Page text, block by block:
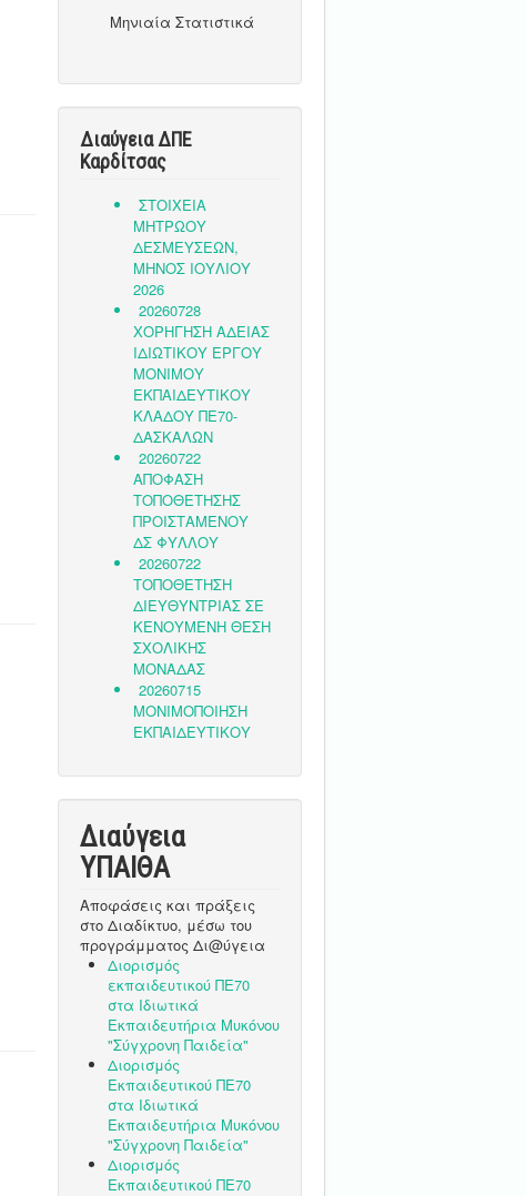
Μηνιαία Στατιστικά
Διαύγεια ΔΠΕ
Καρδίτσας
Διαύγεια
ΥΠΑΙΘA
Αποφάσεις και πράξεις
στο Διαδίκτυο, μέσω του
προγράμματος Δι@ύγεια
Διορισμός
εκπαιδευτικού ΠΕ70
στα Ιδιωτικά
Εκπαιδευτήρια Μυκόνου
"Σύγχρονη Παιδεία"
Διορισμός
Εκπαιδευτικού ΠΕ70
στα Ιδιωτικά
Εκπαιδευτήρια Μυκόνου
"Σύγχρονη Παιδεία"
Διορισμός
Εκπαιδευτικού ΠΕ70